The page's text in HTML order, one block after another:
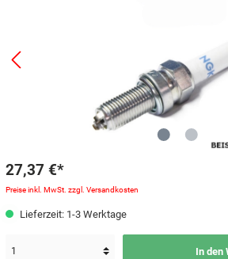
27,37 €*
Preise inkl. MwSt. zzgl. Versandkosten
Lieferzeit: 1-3 Werktage
In den